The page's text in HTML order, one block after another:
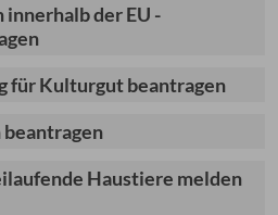
der EU -
für Kulturgut beantragen
Haustiere melden